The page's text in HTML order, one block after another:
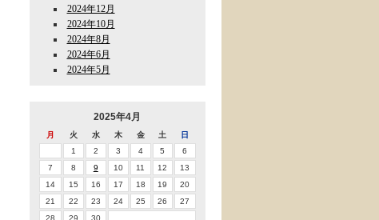
2024年12月
2024年10月
2024年8月
2024年6月
2024年5月
2025年4月
月 火 水 木 金 土
日
1
2 3 4 5
6
7
8 9 10 11 12
13
14
15 16 17 18 19
20
21
22 23 24 25 26
27
28
29 30